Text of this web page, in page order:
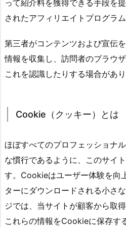
って紹介料を獲得できる手段を
されたアフィリエイトプログラム
第三者がコンテンツおよび宣伝
情報を収集し、訪問者のブラウ
これを認識したりする場合があり
Сооkіе（クッキー）とは
ほぼすべてのプロフェッショナ
な慣行であるように、このサイ
す。Сооkіеはユーザー体験を向
ターにダウンロードされる小さ
ジでは、当サイトが顧客から取
これらの情報をСооkіеに保存す